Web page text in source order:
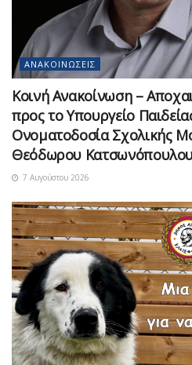
ΑΝΑΚΟΙΝΏΣΕΙΣ
Κοινή Ανακοίνωση –
προς το Υπουργείο
Ονοματοδοσία Σχολικής
Θεόδωρου
7 Αυγούστου 2026